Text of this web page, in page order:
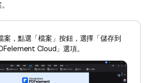
案，點選「檔案」按鈕，選擇「儲存到
Cloud」選項。